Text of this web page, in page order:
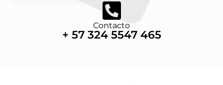
Contacto
+ 57 324 5547 465